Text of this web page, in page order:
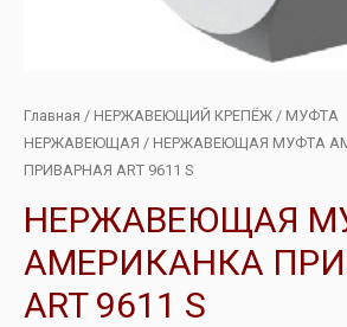
Главная / НЕРЖАВЕЮЩИЙ КРЕПЁЖ / МУФТА
НЕРЖАВЕЮЩАЯ / НЕРЖАВЕЮЩАЯ МУФТА
ПРИВАРНАЯ ART 9611 S
НЕРЖАВЕЮЩАЯ
АМЕРИКАНКА
ART 9611 S